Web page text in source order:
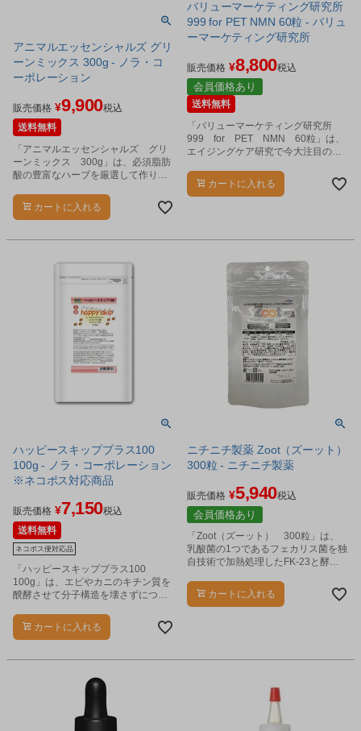
アニマルエッセンシャルズ グリ
ーンミックス 300g - ノラ・コ
ーポレーション
販売価格 ¥9,900税込
送料無料
「アニマルエッセンシャルズ グリ
ーンミックス 300g」は、必須脂肪
酸の豊富なハーブを厳選して作りま
カートに入れる
バリューマーケティング研究所
999 for PET NMN 60粒 - バリュ
ーマーケティング研究所
販売価格 ¥8,800税込
会員価格あり
送料無料
「バリューマーケティング研究所
999 for PET NMN 60粒」は、
エイジングケア研究で今大注目の
康をケアします。
カートに入れる
ハッピースキッププラス100
100g - ノラ・コーポレーション
※ネコポス対応商品
販売価格 ¥7,150税込
送料無料
ネコポス便対応品
「ハッピースキッププラス100
100g」は、エビやカニのキチン質を
醗酵させて分子構造を壊さずにつく
用サプリメントです。
カートに入れる
ニチニチ製薬 Zoot（ズーット）
300粒 - ニチニチ製薬
販売価格 ¥5,940税込
会員価格あり
「Zoot（ズーット） 300粒」は、
乳酸菌の1つであるフェカリス菌を独
自技術で加熱処理したFK-23と酵素
めの栄養補助食です。
カートに入れる